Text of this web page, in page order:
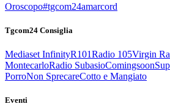
Oroscopo#tgcom24amarcord
Tgcom24 Consiglia
Mediaset InfinityR101Radio 105Virgin
MontecarloRadio SubasioComingsoon
PorroNon SprecareCotto e Mangiato
Eventi